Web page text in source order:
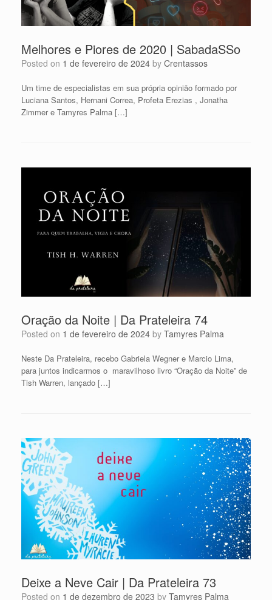
Melhores e Piores de 2020 | SabadaSSo
Posted on 1 de fevereiro de 2024 by Crentassos
Um time de especialistas em sua própria opinião formado por
Luciana Santos, Hernani Correa, Profeta Erezias , Jonatha
Zimmer e Tamyres Palma […]
Oração da Noite | Da Prateleira 74
Posted on 1 de fevereiro de 2024 by Tamyres Palma
Neste Da Prateleira, recebo Gabriela Wegner e Marcio Lima,
para juntos indicarmos o maravilhoso livro “Oração da Noite” de
Tish Warren, lançado […]
Deixe a Neve Cair | Da Prateleira 73
Posted on 1 de dezembro de 2023 by Tamyres Palma